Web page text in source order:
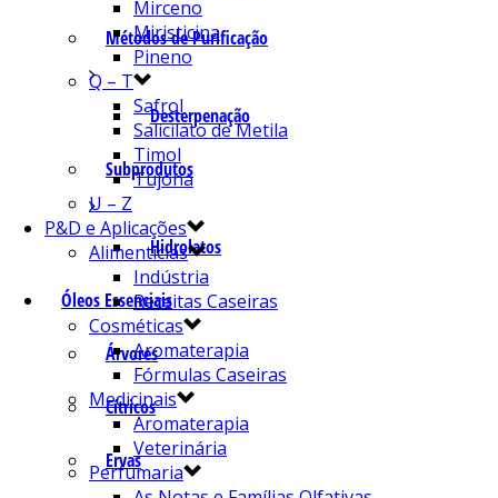
Métodos de Purificação
Desterpenação
Subprodutos
Hidrolatos
Óleos Essenciais
Árvores
Cítricos
Ervas
Mirceno
Miristicina
Pineno
Q – T
Safrol
Salicilato de Metila
Timol
Tujona
U – Z
P&D e Aplicações
Alimentícias
Indústria
Receitas Caseiras
Cosméticas
Aromaterapia
Fórmulas Caseiras
Medicinais
Aromaterapia
Veterinária
Perfumaria